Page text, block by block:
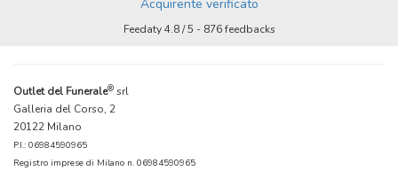
Acquirente verificato
Feedaty4.8/5 - 876feedbacks
Outlet del Funerale® srl
Galleria del Corso, 2
20122 Milano
P.I.: 06984590965
Registro imprese di Milano n. 06984590965